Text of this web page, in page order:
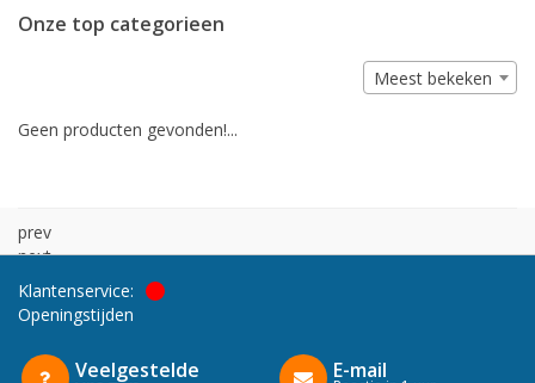
Onze top categorieen
Meest bekeken
Geen producten gevonden!...
prev
next
Klantenservice:
Openingstijden
Veelgestelde E-mail